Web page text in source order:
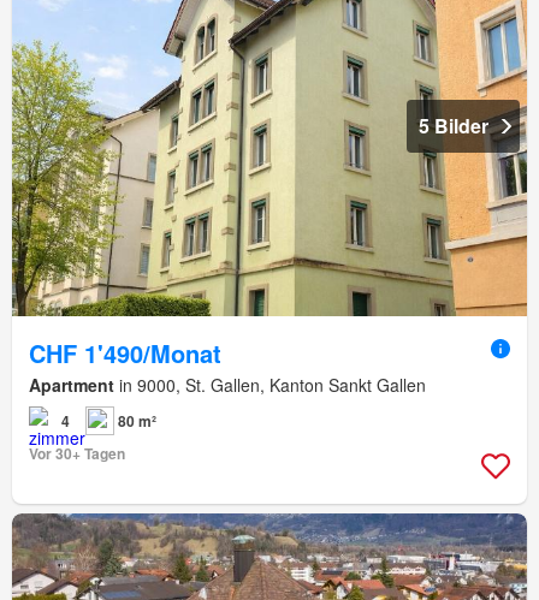
5 Bilder
CHF 1'490/Monat
Apartment in 9000, St. Gallen, Kanton Sankt Gallen
4
80 m²
Vor 30+ Tagen